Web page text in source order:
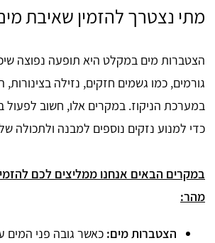
מתי נצטרך להזמין שאיבת
הצטברות מים במקלט היא תופעה נפוצה
גורמים, כמו גשמים חזקים, נזילה
במערכת הניקוז. במקרים אלו, חשוב לפעול
כדי למנוע נזקים נוספים למבנה ולתכולה
במקרים הבאים אנחנו ממליצים לכם
מהר:
הצטברות מים: